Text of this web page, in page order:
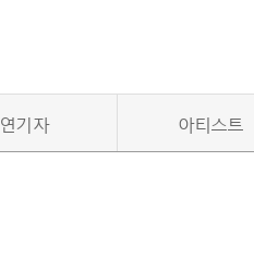
연기자 아티스트